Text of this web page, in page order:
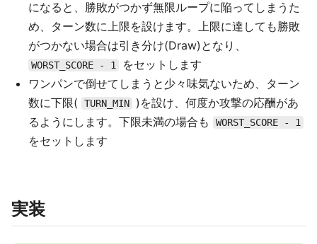
になると、勝敗がつかず無限ループに陥ってしまうた
め、ターン数に上限を設けます。上限に達しても勝敗
がつかない場合は引き分け(Draw)となり、
WORST_SCORE - 1
をセットします
ワンパンで倒せてしまうと少々味気ないため、ターン
数に下限(
TURN_MIN
)を設け、何度か攻撃の応酬があ
るようにします。下限未満の場合も
WORST_SCORE - 1
をセットします
実装